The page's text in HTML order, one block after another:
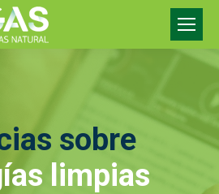
sobre
limpias